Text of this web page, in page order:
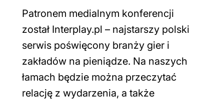
Patronem medialnym konferencji
został Interplay.pl – najstarszy polski
serwis poświęcony branży gier i
zakładów na pieniądze. Na naszych
łamach będzie można przeczytać
relację z wydarzenia, a także